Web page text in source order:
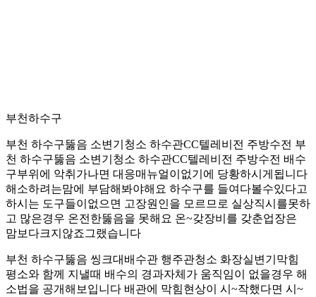
부천하수구
부천 하수구뚫음 소변기청소 하수관CC텔레비전 주방수전 부
천 하수구뚫음 소변기청소 하수관CC텔레비전 주방수전 배수
구부위에 악취가나면 대응매뉴얼이없기에 당황하시게됩니다
해소하려는맘에 부담해봐야해요 하수구를 들여다볼수있다고
하시는 도구들이없으면 고장원인을 모르므로 실상직시를못하
고 많은경우 온전한뚫음을 못해요 온~갖장비를 갖춘업장은
맘보다크지않죠그랬습니다
부천 하수구뚫음 씽크대배수관 행주관청소 화장실변기막힘
평소와 함께 지낼때 배수의 경과자체가 움직임이 없을경우 해
소법을 공개해보입니다 배관에 막힘현상이 시~작했다면 시~